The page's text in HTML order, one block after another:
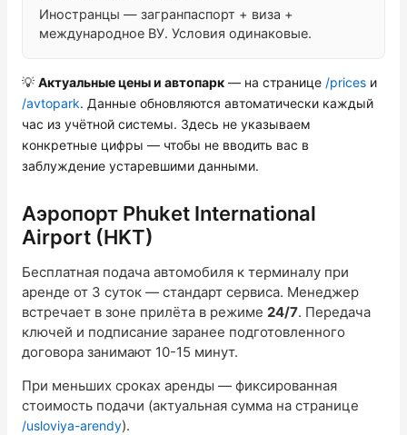
Иностранцы — загранпаспорт + виза +
международное ВУ. Условия одинаковые.
💡 Актуальные цены и автопарк — на странице /prices и
/avtopark. Данные обновляются автоматически каждый
час из учётной системы. Здесь не указываем
конкретные цифры — чтобы не вводить вас в
заблуждение устаревшими данными.
Аэропорт Phuket International
Airport (HKT)
Бесплатная подача автомобиля к терминалу при
аренде от 3 суток — стандарт сервиса. Менеджер
встречает в зоне прилёта в режиме 24/7. Передача
ключей и подписание заранее подготовленного
договора занимают 10-15 минут.
При меньших сроках аренды — фиксированная
стоимость подачи (актуальная сумма на странице
/usloviya-arendy).